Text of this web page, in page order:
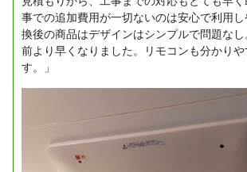
事での追加費用が一切ないのは安心で利用し
換後の商品はデザインはシンプルで問題な
前より早くなりました。リモコンも分かり
す。」